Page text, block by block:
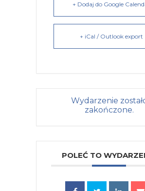
+ Dodaj do Google
+ iCal / Outlook export
Wydarzenie
zakończone.
POLEĆ TO